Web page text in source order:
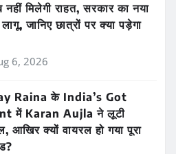
मिलेगी राहत, सरकार का नया
जानिए छात्रों पर क्या पड़ेगा
6, 2026
Raina के India’s Got
में Karan Aujla ने लूटी
आखिर क्यों वायरल हो गया पूरा